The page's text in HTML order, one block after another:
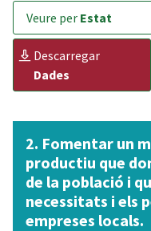
veure per Estat
descarregar
Dades
Fomentar un
productiu que
de la població i
necessitats i els
empreses locals.